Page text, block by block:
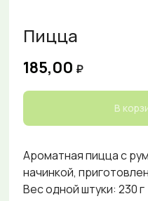
Пицца
185,00 ₽
В
Ароматная пицца с
начинкой,
Вес одной штуки: 230 г